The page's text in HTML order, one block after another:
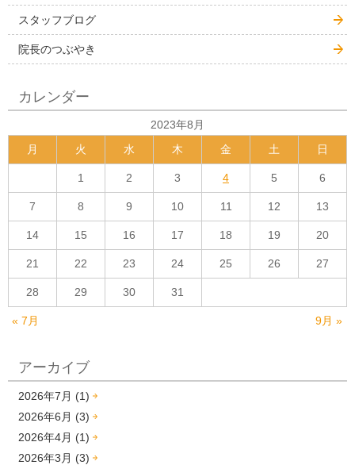
スタッフブログ
院長のつぶやき
カレンダー
2023年8月
月
火 水 木 金 土 日
« 7月 9月 »
1 2 3 4 5 6
7 8 9 10 11 12 13
14 15 16 17 18 19 20
21 22 23 24 25 26 27
28 29 30 31
アーカイブ
2026年7月 (1)
2026年6月 (3)
2026年4月 (1)
2026年3月 (3)